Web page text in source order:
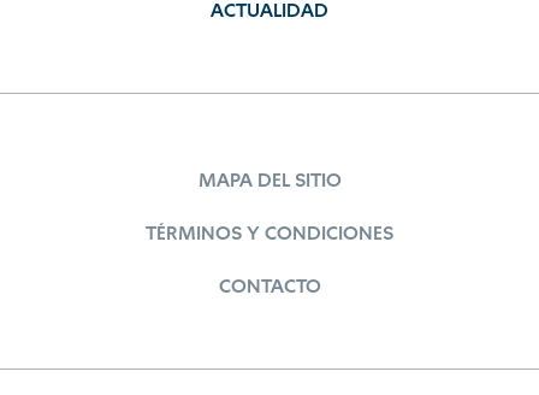
ACTUALIDAD
MAPA DEL SITIO
TÉRMINOS Y CONDICIONES
CONTACTO